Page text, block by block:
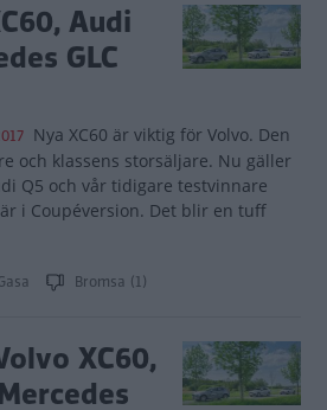
Audi
GLC
Nya XC60 är viktig för Volvo. Den
och klassens storsäljare. Nu gäller
Q5 och vår tidigare testvinnare
i Coupéversion. Det blir en tuff
Bromsa (1)
XC60,